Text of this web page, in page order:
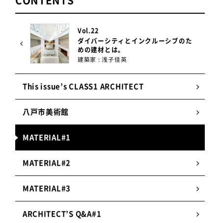
多用されるコーナー部を、全て人肌に優しい手作り
の一体役物で納めました。手作業の連続で難易度の
高い挑戦ではありましたが、長年にわたって培われ
た職人の知恵・工夫とものづくりへのこだわりで完
成できました。
株式会社ダイナワンのホームページは
株式会社ダイナワンの特徴
焼き物らしい質感
均質な乾式成型品だけでなく、含水率の高い粘土
生地を成形する湿式タイルも得意とする。成形時
に収縮や歪みが生じやすい反面、焼き物らしい風
合いが特徴。
Vol.22
ダイバーシティとインクルーシブのた
めの建材とは。
建築家 : 浅子佳英
This issue’s CLASS1 ARCHITECT
八戸市美術館
MATERIAL#1
MATERIAL#2
MATERIAL#3
ARCHITECT’S Q&A#1